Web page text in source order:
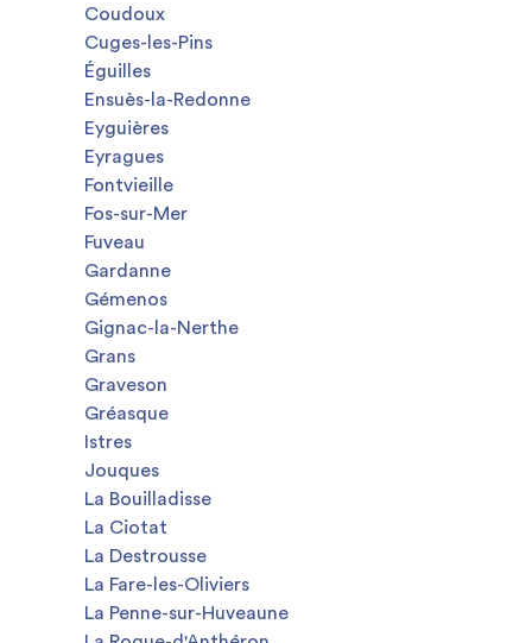
Coudoux
Cuges-les-Pins
Éguilles
Ensuès-la-Redonne
Eyguières
Eyragues
Fontvieille
Fos-sur-Mer
Fuveau
Gardanne
Gémenos
Gignac-la-Nerthe
Grans
Graveson
Gréasque
Istres
Jouques
La Bouilladisse
La Ciotat
La Destrousse
La Fare-les-Oliviers
La Penne-sur-Huveaune